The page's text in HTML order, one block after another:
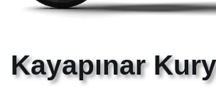
Kayapınar